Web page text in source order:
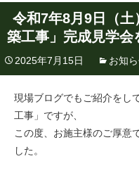
令和7年8月9日（
築工事」完成見学会
2025年7月15日 お知
現場ブログでもご紹介をし
工事」ですが、
この度、お施主様のご厚意
した。